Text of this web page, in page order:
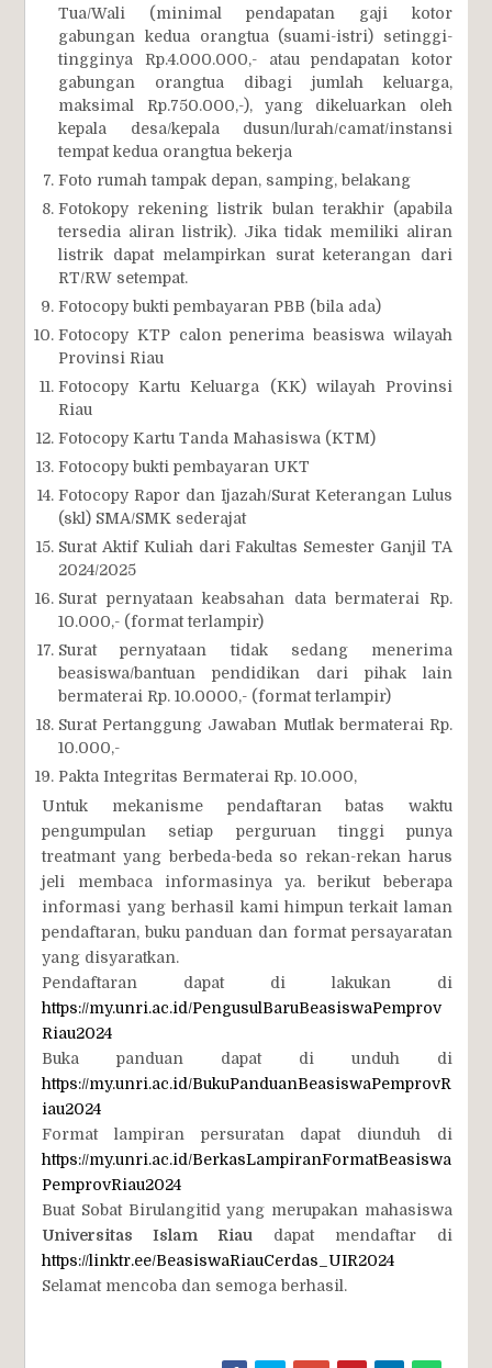
Tua/Wali (minimal pendapatan gaji kotor
gabungan kedua orangtua (suami-istri) setinggi-
tingginya Rp.4.000.000,- atau pendapatan kotor
gabungan orangtua dibagi jumlah keluarga,
maksimal Rp.750.000,-), yang dikeluarkan oleh
kepala desa/kepala dusun/lurah/camat/instansi
tempat kedua orangtua bekerja
Foto rumah tampak depan, samping, belakang
Fotokopy rekening listrik bulan terakhir (apabila
tersedia aliran listrik). Jika tidak memiliki aliran
listrik dapat melampirkan surat keterangan dari
RT/RW setempat.
Fotocopy bukti pembayaran PBB (bila ada)
Fotocopy KTP calon penerima beasiswa wilayah
Provinsi Riau
Fotocopy Kartu Keluarga (KK) wilayah Provinsi
Riau
Fotocopy Kartu Tanda Mahasiswa (KTM)
Fotocopy bukti pembayaran UKT
Fotocopy Rapor dan Ijazah/Surat Keterangan Lulus
(skl) SMA/SMK sederajat
Surat Aktif Kuliah dari Fakultas Semester Ganjil TA
2024/2025
Surat pernyataan keabsahan data bermaterai Rp.
10.000,- (format terlampir)
Surat pernyataan tidak sedang menerima
beasiswa/bantuan pendidikan dari pihak lain
bermaterai Rp. 10.0000,- (format terlampir)
Surat Pertanggung Jawaban Mutlak bermaterai Rp.
10.000,-
Pakta Integritas Bermaterai Rp. 10.000,
Untuk mekanisme pendaftaran batas waktu
pengumpulan setiap perguruan tinggi punya
treatmant yang berbeda-beda so rekan-rekan harus
jeli membaca informasinya ya. berikut beberapa
informasi yang berhasil kami himpun terkait laman
pendaftaran, buku panduan dan format persayaratan
yang disyaratkan.
Pendaftaran dapat di lakukan di
https://my.unri.ac.id/PengusulBaruBeasiswaPemprov
Riau2024
Buka panduan dapat di unduh di
https://my.unri.ac.id/BukuPanduanBeasiswaPemprovR
iau2024
Format lampiran persuratan dapat diunduh di
https://my.unri.ac.id/BerkasLampiranFormatBeasiswa
PemprovRiau2024
Buat Sobat Birulangitid yang merupakan mahasiswa
Universitas Islam Riau dapat mendaftar di
https://linktr.ee/BeasiswaRiauCerdas_UIR2024
Selamat mencoba dan semoga berhasil.